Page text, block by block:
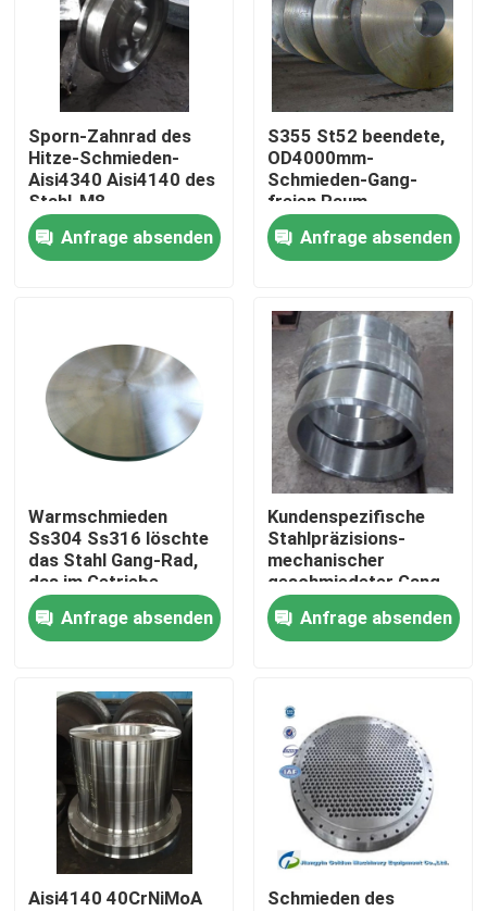
Produkte
Über uns
Qualitätskontrolle
Treten Sie mit uns in Verbindung
Nachrichten
Fordern Sie ein Zitat
Geschmiedete Stahlprodukte
Geschmiedete Stahlwellen
Sporn-Zahnrad des
Hitze-Schmieden-
Aisi4340 Aisi4140 des
Stahl-M8
Anfrage absenden
S355 St52 beendete,
OD4000mm-
Schmieden-Gang-
freien Raum
zusammenzubringen
Anfrage absenden
Warmschmieden
Ss304 Ss316 löschte
das Stahl Gang-Rad,
das im Getriebe
benutzt wurde
Anfrage absenden
Kundenspezifische
Stahlpräzisions-
mechanischer
geschmiedeter Gang-
freier Raum S355
St52 A36 benutzt in
Bergbaumachinner
Anfrage absenden
Aisi4140 40CrNiMoA
Schmieden des